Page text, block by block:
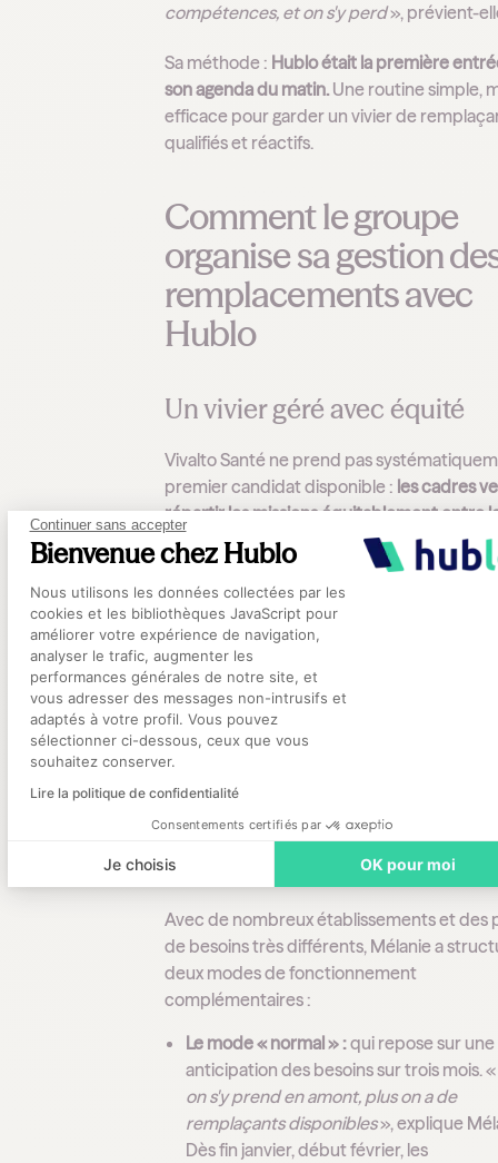
Continuer sans accepter
Bienvenue chez Hublo
Plateforme de Gestion du
Nous utilisons les données collectées par les
cookies et les bibliothèques JavaScript pour
améliorer votre expérience de navigation,
analyser le trafic, augmenter les
performances générales de notre site, et
vous adresser des messages non-intrusifs et
adaptés à votre profil. Vous pouvez
sélectionner ci-dessous, ceux que vous
souhaitez conserver.
Lire la politique de confidentialité
Consentements certifiés par
Je choisis OK pour moi
Axeptio consent
compétences, et on s'y perd», prévient-
Sa méthode : Hublo était la première
son agenda du matin.Une routine simple,
efficace pour garder un vivier de
qualifiés et réactifs.
Comment le groupe
organise sa gestion
remplacements avec
Hublo
Un vivier géré avec équité
Vivalto Santé ne prend pas
premier candidat disponible : les cadres
répartir les missions équitablement entre
remplaçants du vivier
, en faisant travailler
tout le monde plutôt que de concentrer
heures sur les profils les plus réactifs.
Chaque remplaçant passe
entretien téléphonique
mission, et sur les plus grands
une visite des lieux est organisée.
À date, le vivier compte près de
remplaçants
Une gestion à deux vitesses
Avec de nombreux établissements et des
de besoins très différents, Mélanie a
deux modes de fonctionnement
complémentaires :
Le mode « normal » :qui repose sur une
anticipation des besoins sur trois mois.
on s'y prend en amont, plus on a de
remplaçants disponibles», explique
Dès fin janvier, début février, les